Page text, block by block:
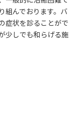
組んでおります。バ
症状を診ることがで
少しでも和らげる施